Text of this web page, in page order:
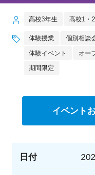
高校3年生 高校1・
体験授業 個別相談
体験イベント オー
期間限定
イベント
日付